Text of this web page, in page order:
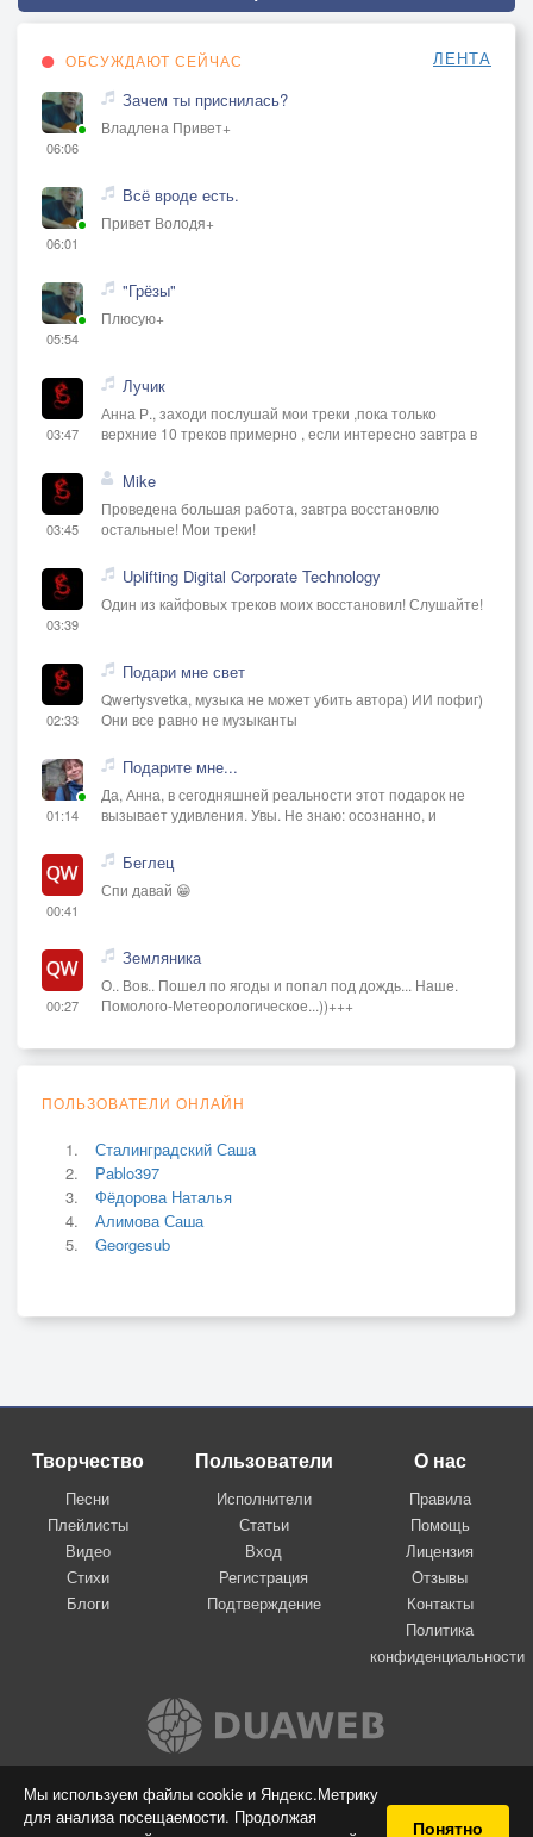
Мы используем файлы cookie и Яндекс.Метрику
для анализа посещаемости. Продолжая
Понятно
ОБСУЖДАЮТ СЕЙЧАС ЛЕНТА
06:06
Зачем ты приснилась?
Владлена Привет+
06:01
Всё вроде есть.
Привет Володя+
05:54
"Грёзы"
Плюсую+
03:47
Лучик
Анна Р., заходи послушай мои треки ,пока только
верхние 10 треков примерно , если интересно завтра в
03:45
Mike
Проведена большая работа, завтра восстановлю
остальные! Мои треки!
03:39
Uplifting Digital Corporate Technology
Один из кайфовых треков моих восстановил! Слушайте!
02:33
Подари мне свет
Qwertysvetka, музыка не может убить автора) ИИ пофиг)
Они все равно не музыканты
01:14
Подарите мне...
Да, Анна, в сегодняшней реальности этот подарок не
вызывает удивления. Увы. Не знаю: осознанно, и
00:41
Беглец
Спи давай 😁
00:27
Земляника
О.. Вов.. Пошел по ягоды и попал под дождь... Наше.
Помолого-Метеорологическое...))+++
ПОЛЬЗОВАТЕЛИ ОНЛАЙН
Сталинградский Саша
Pablo397
Фёдорова Наталья
Алимова Саша
Georgesub
Творчество
Песни
Плейлисты
Видео
Стихи
Блоги
Пользователи
Исполнители
Статьи
Вход
Регистрация
Подтверждение
О нас
Правила
Помощь
Лицензия
Отзывы
Контакты
Политика
конфиденциальности
Вконтакте
© 2009-2026 Я-пою